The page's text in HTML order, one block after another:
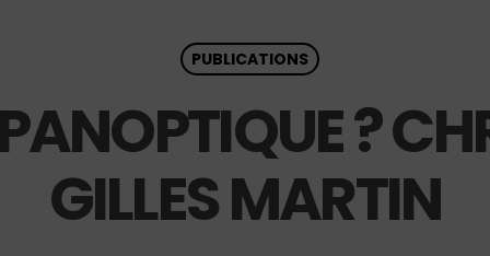
PUBLICATIONS
?
GILLES MARTIN